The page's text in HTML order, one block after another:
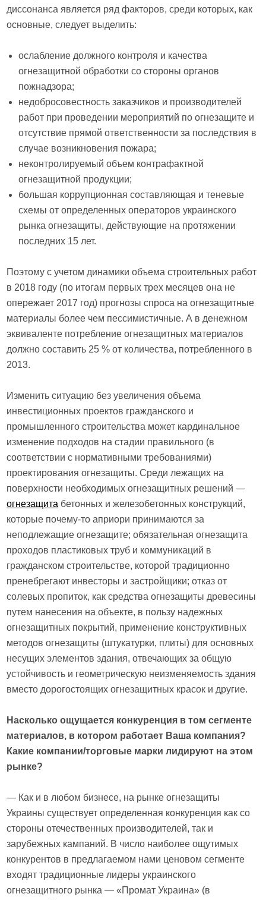
диссонанса является ряд факторов, среди которых, как
основные, следует выделить:
ослабление должного контроля и качества
огнезащитной обработки со стороны органов
пожнадзора;
недобросовестность заказчиков и производителей
работ при проведении мероприятий по огнезащите и
отсутствие прямой ответственности за последствия в
случае возникновения пожара;
неконтролируемый объем контрафактной
огнезащитной продукции;
большая коррупционная составляющая и теневые
схемы от определенных операторов украинского
рынка огнезащиты, действующие на протяжении
последних 15 лет.
Поэтому с учетом динамики объема строительных работ
в 2018 году (по итогам первых трех месяцев она не
опережает 2017 год) прогнозы спроса на огнезащитные
материалы более чем пессимистичные. А в денежном
эквиваленте потребление огнезащитных материалов
должно составить 25 % от количества, потребленного в
2013.
Изменить ситуацию без увеличения объема
инвестиционных проектов гражданского и
промышленного строительства может кардинальное
изменение подходов на стадии правильного (в
соответствии с нормативными требованиями)
проектирования огнезащиты. Среди лежащих на
поверхности необходимых огнезащитных решений —
огнезащита бетонных и железобетонных конструкций,
которые почему-то априори принимаются за
неподлежащие огнезащите; обязательная огнезащита
проходов пластиковых труб и коммуникаций в
гражданском строительстве, которой традиционно
пренебрегают инвесторы и застройщики; отказ от
солевых пропиток, как средства огнезащиты древесины
путем нанесения на объекте, в пользу надежных
огнезащитных покрытий, применение конструктивных
методов огнезащиты (штукатурки, плиты) для основных
несущих элементов здания, отвечающих за общую
устойчивость и геометрическую неизменяемость здания
вместо дорогостоящих огнезащитных красок и другие.
Насколько ощущается конкуренция в том сегменте
материалов, в котором работает Ваша компания?
Какие компании/торговые марки лидируют на этом
рынке?
— Как и в любом бизнесе, на рынке огнезащиты
Украины существует определенная конкуренция как со
стороны отечественных производителей, так и
зарубежных кампаний. В число наиболее ощутимых
конкурентов в предлагаемом нами ценовом сегменте
входят традиционные лидеры украинского
огнезащитного рынка — «Промат Украина» (в